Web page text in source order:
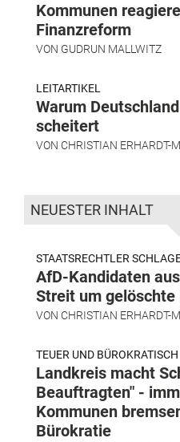
Kommunen
Finanzreform
VON GUDRUN MALLWITZ
LEITARTIKEL
Warum
scheitert
VON CHRISTIAN ERHARDT-
NEUESTER INHALT
STAATSRECHTLER
AfD-Kandidaten
Streit um
VON CHRISTIAN ERHARDT-
TEUER UND BÜROKRATISCH
Landkreis macht
Beauftragten" -
Kommunen
Bürokratie